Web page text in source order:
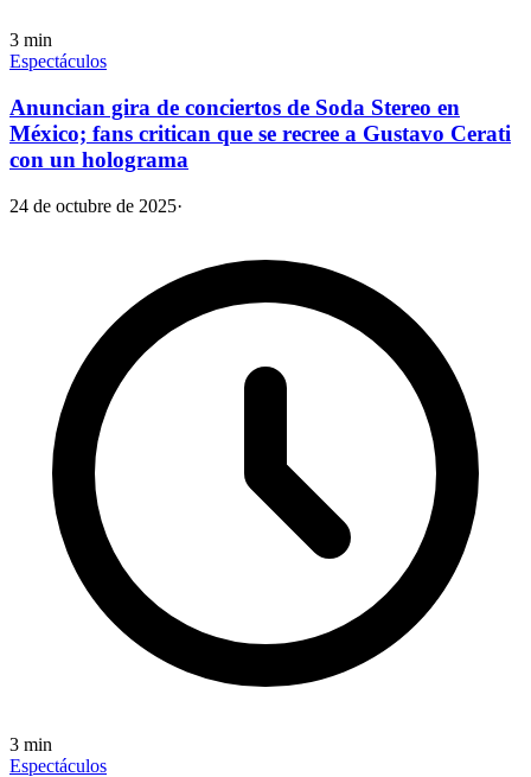
3 min
Espectáculos
Anuncian gira de conciertos de Soda Stereo en
México; fans critican que se recree a Gustavo Cerati
con un holograma
24 de octubre de 2025·
3 min
Espectáculos